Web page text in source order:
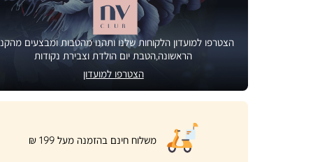
הצטרפו למועדון הלקוחות שלנו ותהנו מהטבות ומבצעים
הראשונה,הטבת יום הולדת וצבירת נקודות
הצטרפו למועדון
|
product
page
משלוח חינם בהזמנה מעל 199 ₪